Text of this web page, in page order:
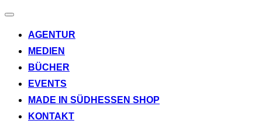
Navigation
AGENTUR
MEDIEN
BÜCHER
EVENTS
MADE IN SÜDHESSEN SHOP
KONTAKT